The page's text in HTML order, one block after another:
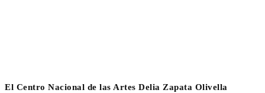
El Centro Nacional de las Artes Delia Zapata Olivella